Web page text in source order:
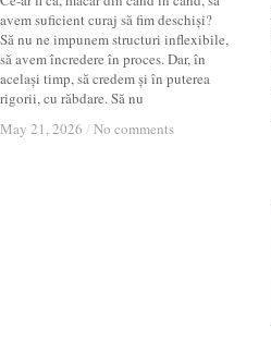
avem suficient curaj să fim deschiși?
Să nu ne impunem structuri inflexibile,
să avem încredere în proces. Dar, în
același timp, să credem și în puterea
rigorii, cu răbdare. Să nu
May 21, 2026 / No comments
May 21, 2026 / No comments